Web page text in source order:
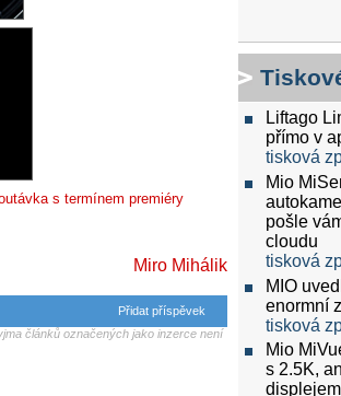
s termínem premiéry
Miro Mihálik
Přidat příspěvek
článků označených jako inzerce není
Liftago
přímo v
tisková
Mio
pošle
cloudu
tisková
MIO
enormní
tisková
Mio
s 2.5K,